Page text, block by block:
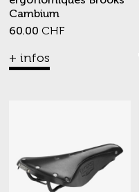
Cambium
60.00 CHF
+ infos